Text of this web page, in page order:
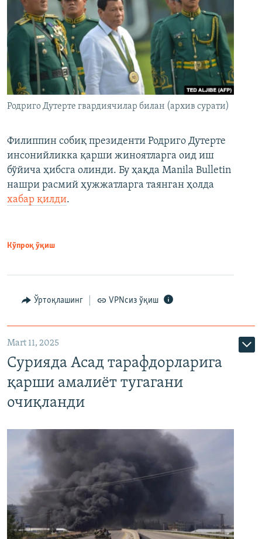
Родриго Дутерте гвардиячилар билан (архив сурати)
Филиппин собиқ президенти Родриго Дутерте
инсонийликка қарши жиноятларга оид иш
бўйича ҳибсга олинди. Бу ҳақда Manila Bulletin
нашри расмий ҳужжатларга таянган ҳолда
хабар қилди.
Кўпроқ ўқиш
Ўртоқлашинг VPNсиз ўқиш
Mart 11, 2025
Сурияда Асад тарафдорларига
қарши амалиёт тугагани
очиқланди